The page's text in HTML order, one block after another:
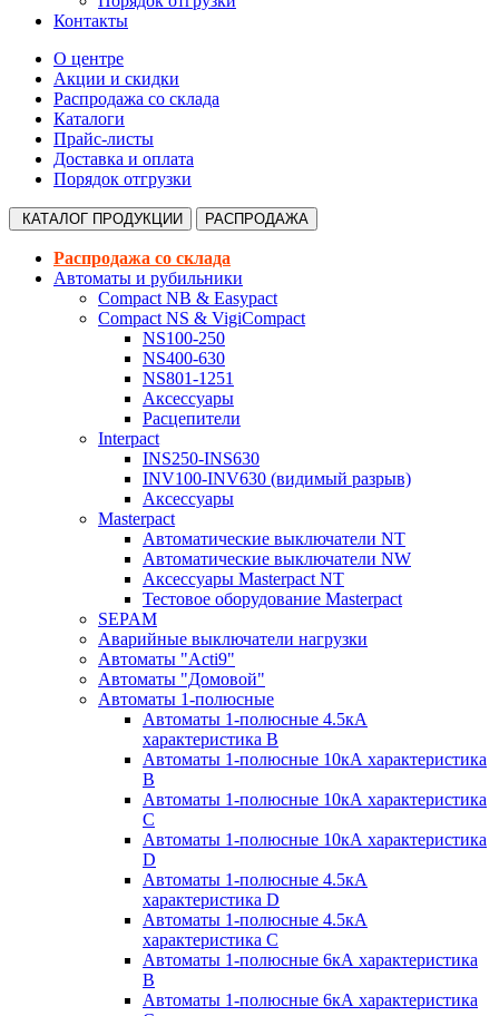
Контакты
О центре
Акции и скидки
Распродажа со склада
Каталоги
Прайс-листы
Доставка и оплата
Порядок отгрузки
КАТАЛОГ ПРОДУКЦИИ РАСПРОДАЖА
Распродажа со склада
Автоматы и рубильники
Compact NB & Easypact
Compact NS & VigiCompact
NS100-250
NS400-630
NS801-1251
Аксессуары
Расцепители
Interpact
INS250-INS630
INV100-INV630 (видимый разрыв)
Аксессуары
Masterpact
Автоматические выключатели NT
Автоматические выключатели NW
Аксессуары Masterpact NT
Тестовое оборудование Masterpact
SEPAM
Аварийные выключатели нагрузки
Автоматы "Acti9"
Автоматы "Домовой"
Автоматы 1-полюсные
Автоматы 1-полюсные 4.5кА
характеристика В
Автоматы 1-полюсные 10кА характеристика
B
Автоматы 1-полюсные 10кА характеристика
C
Автоматы 1-полюсные 10кА характеристика
D
Автоматы 1-полюсные 4.5кА
характеристика D
Автоматы 1-полюсные 4.5кА
характеристика С
Автоматы 1-полюсные 6кА характеристика
B
Автоматы 1-полюсные 6кА характеристика